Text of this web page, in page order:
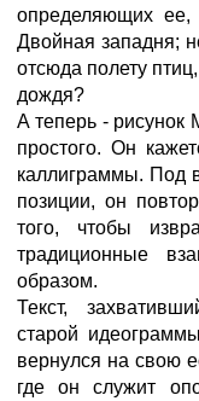
определяющих ее,
Двойная западня;
отсюда полету
дождя?
А теперь - рисунок
простого. Он
каллиграммы. Под
позиции, он
того, чтобы
традиционные
образом.
Текст,
старой
вернулся на свою
где он служит